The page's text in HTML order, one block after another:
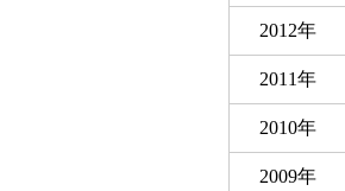
2012年
2011年
2010年
2009年